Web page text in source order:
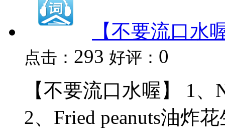
【不要流口水
点击： 293 好评： 0
【不要流口水喔】 1、
2、Fried peanuts油炸